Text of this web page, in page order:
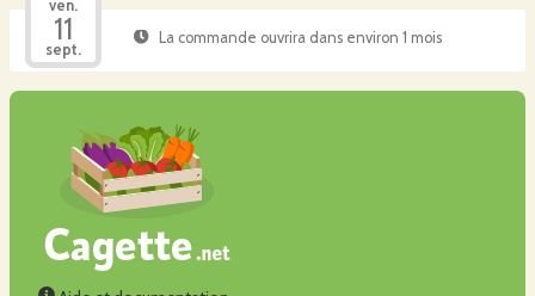
ven.
11
sept.
La commande ouvrira dans environ 1 mois